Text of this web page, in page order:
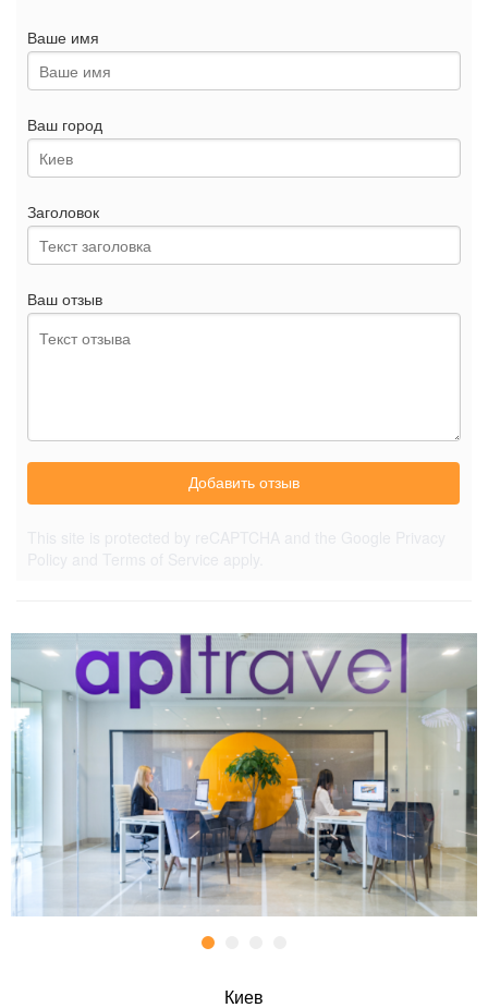
Ваше имя
Ваш город
Заголовок
Ваш отзыв
Добавить отзыв
Киев